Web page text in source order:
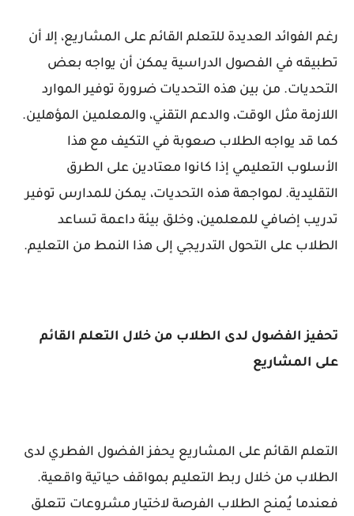
رغم الفوائد العديدة للتعلم القائم على المشاريع، إلا أن
تطبيقه في الفصول الدراسية يمكن أن يواجه بعض
التحديات. من بين هذه التحديات ضرورة توفير الموارد
اللازمة مثل الوقت، والدعم التقني، والمعلمين المؤهلين.
كما قد يواجه الطلاب صعوبة في التكيف مع هذا
الأسلوب التعليمي إذا كانوا معتادين على الطرق
التقليدية. لمواجهة هذه التحديات، يمكن للمدارس توفير
تدريب إضافي للمعلمين، وخلق بيئة داعمة تساعد
الطلاب على التحول التدريجي إلى هذا النمط من التعليم.
تحفيز الفضول لدى الطلاب من خلال التعلم القائم
على المشاريع
التعلم القائم على المشاريع يحفز الفضول الفطري لدى
الطلاب من خلال ربط التعليم بمواقف حياتية واقعية.
فعندما يُمنح الطلاب الفرصة لاختيار مشروعات تتعلق